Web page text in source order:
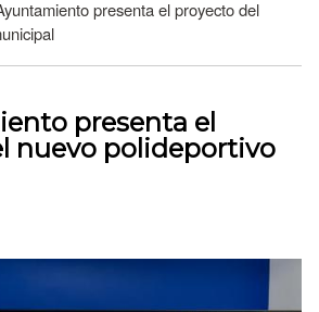
presenta el proyecto del
presenta el
nuevo polideportivo